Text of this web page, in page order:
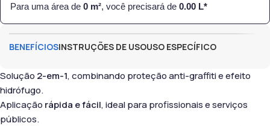
Para uma área de 0 m², você precisará de 0.00 L*
BENEFÍCIOSINSTRUÇÕES DE USOUSO ESPECÍFICO
Solução 2-em-1, combinando proteção anti-graffiti e efeito
hidrófugo.
Aplicação rápida e fácil, ideal para profissionais e serviços
públicos.